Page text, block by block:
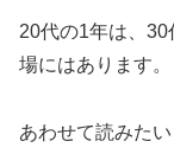
20代の1年は、
場にはあります。
あわせて読みたい